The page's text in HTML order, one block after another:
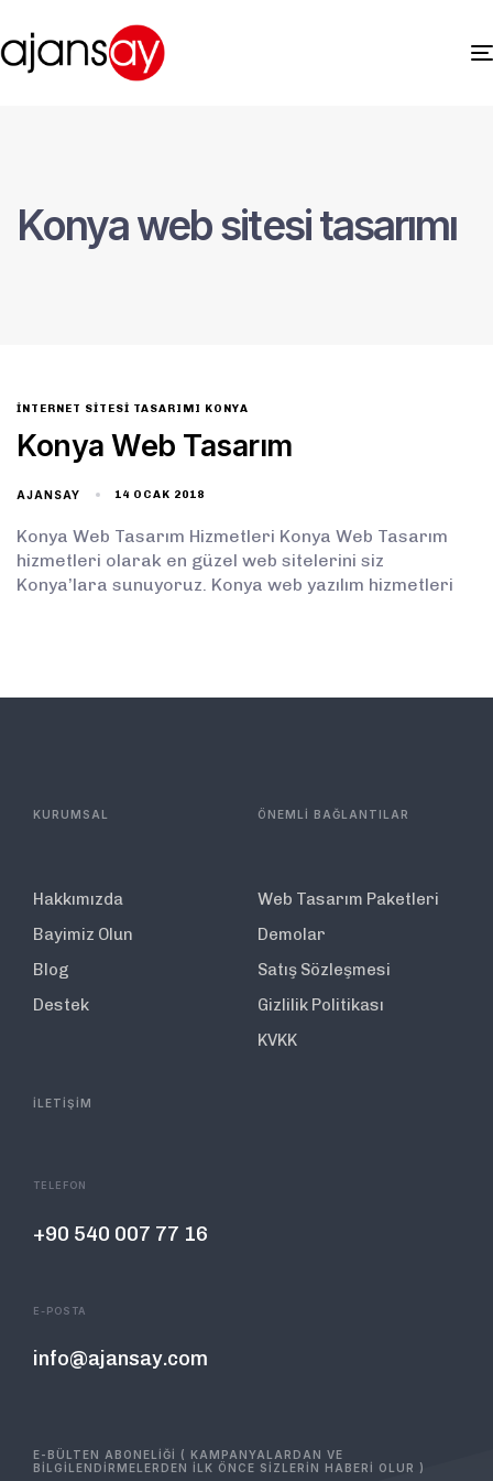
Konya web sitesi tasarımı
INTERNET SITESI TASARIMI KONYA
Konya Web Tasarım
AJANSAY 14 OCAK 2018
Konya Web Tasarım Hizmetleri Konya Web Tasarım
hizmetleri olarak en güzel web sitelerini siz
Konya’lara sunuyoruz. Konya web yazılım hizmetleri
KURUMSAL
Hakkımızda
Bayimiz Olun
Blog
Destek
ÖNEMLİ BAĞLANTILAR
Web Tasarım Paketleri
Demolar
Satış Sözleşmesi
Gizlilik Politikası
KVKK
İLETİŞİM
TELEFON
+90 540 007 77 16
E-POSTA
info@ajansay.com
E-BÜLTEN ABONELİĞİ ( KAMPANYALARDAN VE
BİLGİLENDİRMELERDEN İLK ÖNCE SİZLERİN HABERİ OLUR )